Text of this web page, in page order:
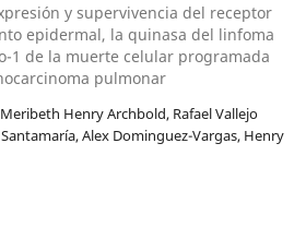
y supervivencia del receptor
epidermal, la quinasa del linfoma
1 de la muerte celular programada
pulmonar
Henry Archbold, Rafael Vallejo
Alex Dominguez-Vargas, Henry